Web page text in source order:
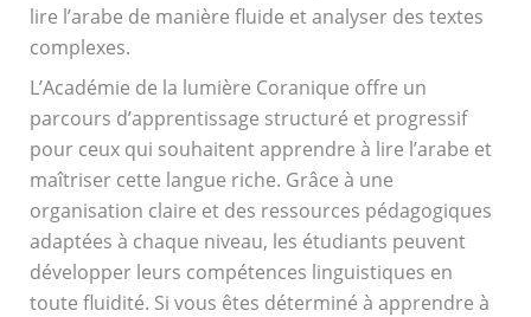
lire l’arabe de manière fluide et analyser des textes
complexes.
L’Académie de la lumière Coranique offre un
parcours d’apprentissage structuré et progressif
pour ceux qui souhaitent apprendre à lire l’arabe et
maîtriser cette langue riche. Grâce à une
organisation claire et des ressources pédagogiques
adaptées à chaque niveau, les étudiants peuvent
développer leurs compétences linguistiques en
toute fluidité. Si vous êtes déterminé à apprendre à